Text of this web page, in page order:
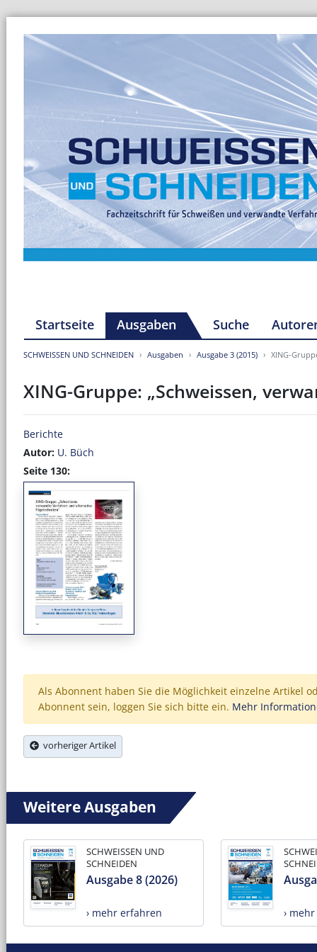
Startseite Ausgaben Suche
SCHWEISSEN UND SCHNEIDEN Ausgaben Ausgabe 3 (2015) XING-
XING-Gruppe: „Schweissen,
Berichte
Autor: U. Büch
Seite 130:
Als Abonnent haben Sie die Möglichkeit einzelne Artikel
Abonnent sein, loggen Sie sich bitte ein. Mehr
vorheriger Artikel
Weitere Ausgaben
SCHWEISSEN UND
SCHNEIDEN
Ausgabe 8 (2026)
› mehr erfahren ›